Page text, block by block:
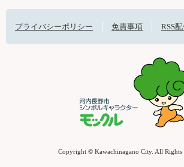
プライバシーポリシー 免責事項 RSS
Copyright © Kawachinagano City. All Rights